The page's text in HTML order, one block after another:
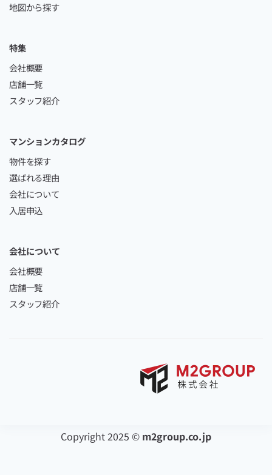
地図から探す
特集
会社概要
店舗一覧
スタッフ紹介
マンションカタログ
物件を探す
選ばれる理由
会社について
入居申込
会社について
会社概要
店舗一覧
スタッフ紹介
Copyright 2025 © m2group.co.jp